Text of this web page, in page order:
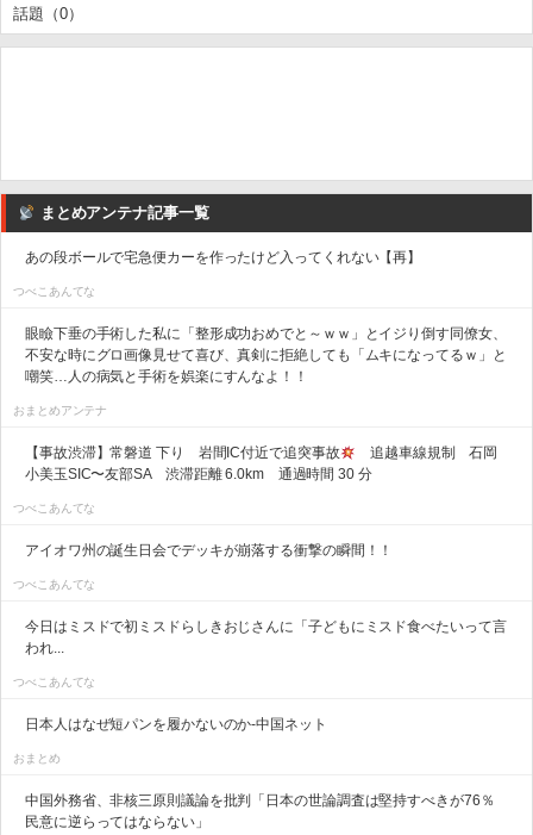
話題（0）
まとめアンテナ記事一覧
あの段ボールで宅急便カーを作ったけど入ってくれない【再】
つべこあんてな
眼瞼下垂の手術した私に「整形成功おめでと～ｗｗ」とイジり倒す同僚女、
不安な時にグロ画像見せて喜び、真剣に拒絶しても「ムキになってるｗ」と
嘲笑…人の病気と手術を娯楽にすんなよ！！
おまとめアンテナ
【事故渋滞】常磐道 下り 岩間IC付近で追突事故
追越車線規制 石岡
小美玉SIC〜友部SA 渋滞距離 6.0km 通過時間 30 分
つべこあんてな
アイオワ州の誕生日会でデッキが崩落する衝撃の瞬間！！
つべこあんてな
今日はミスドで初ミスドらしきおじさんに「子どもにミスド食べたいって言
われ...
つべこあんてな
日本人はなぜ短パンを履かないのか-中国ネット
おまとめ
中国外務省、非核三原則議論を批判「日本の世論調査は堅持すべきが76％
民意に逆らってはならない」